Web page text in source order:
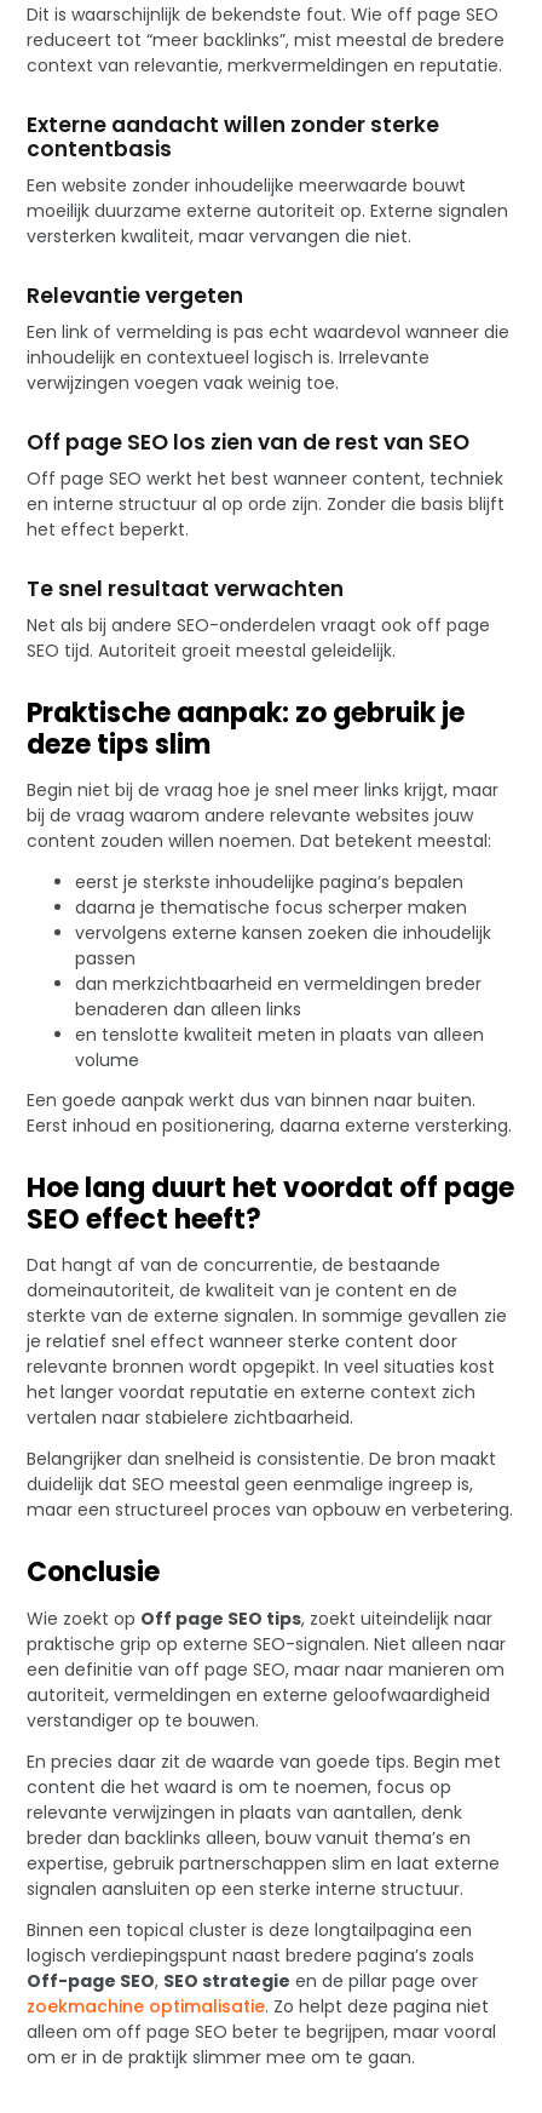
Dit is waarschijnlijk de bekendste fout. Wie off page SEO
reduceert tot “meer backlinks”, mist meestal de bredere
context van relevantie, merkvermeldingen en reputatie.
Externe aandacht willen zonder sterke
contentbasis
Een website zonder inhoudelijke meerwaarde bouwt
moeilijk duurzame externe autoriteit op. Externe signalen
versterken kwaliteit, maar vervangen die niet.
Relevantie vergeten
Een link of vermelding is pas echt waardevol wanneer die
inhoudelijk en contextueel logisch is. Irrelevante
verwijzingen voegen vaak weinig toe.
Off page SEO los zien van de rest van SEO
Off page SEO werkt het best wanneer content, techniek
en interne structuur al op orde zijn. Zonder die basis blijft
het effect beperkt.
Te snel resultaat verwachten
Net als bij andere SEO-onderdelen vraagt ook off page
SEO tijd. Autoriteit groeit meestal geleidelijk.
Praktische aanpak: zo gebruik je
deze tips slim
Begin niet bij de vraag hoe je snel meer links krijgt, maar
bij de vraag waarom andere relevante websites jouw
content zouden willen noemen. Dat betekent meestal:
eerst je sterkste inhoudelijke pagina’s bepalen
daarna je thematische focus scherper maken
vervolgens externe kansen zoeken die inhoudelijk
passen
dan merkzichtbaarheid en vermeldingen breder
benaderen dan alleen links
en tenslotte kwaliteit meten in plaats van alleen
volume
Een goede aanpak werkt dus van binnen naar buiten.
Eerst inhoud en positionering, daarna externe versterking.
Hoe lang duurt het voordat off page
SEO effect heeft?
Dat hangt af van de concurrentie, de bestaande
domeinautoriteit, de kwaliteit van je content en de
sterkte van de externe signalen. In sommige gevallen zie
je relatief snel effect wanneer sterke content door
relevante bronnen wordt opgepikt. In veel situaties kost
het langer voordat reputatie en externe context zich
vertalen naar stabielere zichtbaarheid.
Belangrijker dan snelheid is consistentie. De bron maakt
duidelijk dat SEO meestal geen eenmalige ingreep is,
maar een structureel proces van opbouw en verbetering.
Conclusie
Wie zoekt op Off page SEO tips, zoekt uiteindelijk naar
praktische grip op externe SEO-signalen. Niet alleen naar
een definitie van off page SEO, maar naar manieren om
autoriteit, vermeldingen en externe geloofwaardigheid
verstandiger op te bouwen.
En precies daar zit de waarde van goede tips. Begin met
content die het waard is om te noemen, focus op
relevante verwijzingen in plaats van aantallen, denk
breder dan backlinks alleen, bouw vanuit thema’s en
expertise, gebruik partnerschappen slim en laat externe
signalen aansluiten op een sterke interne structuur.
Binnen een topical cluster is deze longtailpagina een
logisch verdiepingspunt naast bredere pagina’s zoals
Off-page SEO, SEO strategie en de pillar page over
zoekmachine optimalisatie. Zo helpt deze pagina niet
alleen om off page SEO beter te begrijpen, maar vooral
om er in de praktijk slimmer mee om te gaan.